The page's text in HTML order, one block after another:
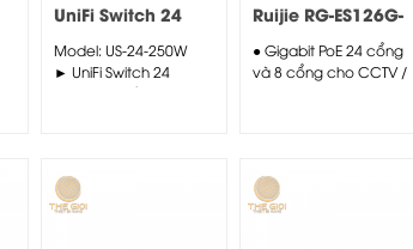
UniFi Switch 24
(250W)
Model: US-24-250W
► UniFi Switch 24
250W là thiết bị Switch
Ruijie RG-ES126G-
P-L
● Gigabit PoE 24 cổng
và 8 cổng cho CCTV /